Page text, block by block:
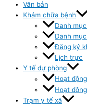
Văn bản
Khám chữa bệnh
Danh
Danh
Đăng ký
Lịch trực
Y tế dự phòng
Hoạt
Hoạt
Trạm y tế xã